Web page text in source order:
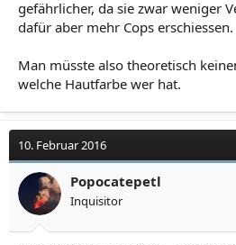
gefährlicher, da sie zwar weniger
dafür aber mehr Cops erschiessen.
Man müsste also theoretisch
welche Hautfarbe wer hat.
10. Februar 2016
Popocatepetl
Inquisitor